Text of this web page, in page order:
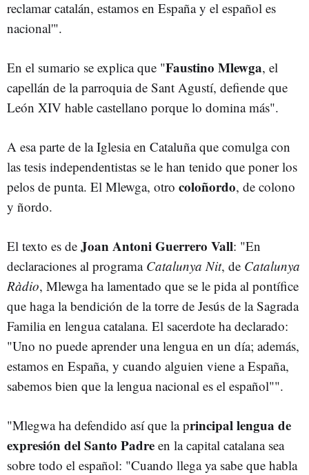
reclamar catalán, estamos en España y el español es
nacional'".
En el sumario se explica que "Faustino Mlewga, el
capellán de la parroquia de Sant Agustí, defiende que
León XIV hable castellano porque lo domina más".
A esa parte de la Iglesia en Cataluña que comulga con
las tesis independentistas se le han tenido que poner los
pelos de punta. El Mlewga, otro coloñordo, de colono
y ñordo.
El texto es de Joan Antoni Guerrero Vall: "En
declaraciones al programaCatalunya Nit, de Catalunya
Ràdio, Mlewga ha lamentado que se le pida al pontífice
que haga la bendición de la torre de Jesús de la Sagrada
Familia en lengua catalana. El sacerdote ha declarado:
"Uno no puede aprender una lengua en un día; además,
estamos en España, y cuando alguien viene a España,
sabemos bien que la lengua nacional es el español"".
"Mlegwa ha defendido así que la principal lengua de
expresión del Santo Padre en la capital catalana sea
sobre todo el español: "Cuando llega ya sabe que habla